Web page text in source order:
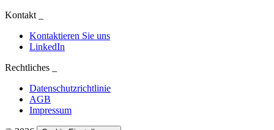
Kontakt
Kontaktieren Sie uns
LinkedIn
Rechtliches
Datenschutzrichtlinie
AGB
Impressum